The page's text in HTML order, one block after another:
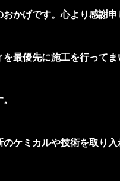
かげです。心より感謝申
最優先に施工を行ってま
ケミカルや技術を取り